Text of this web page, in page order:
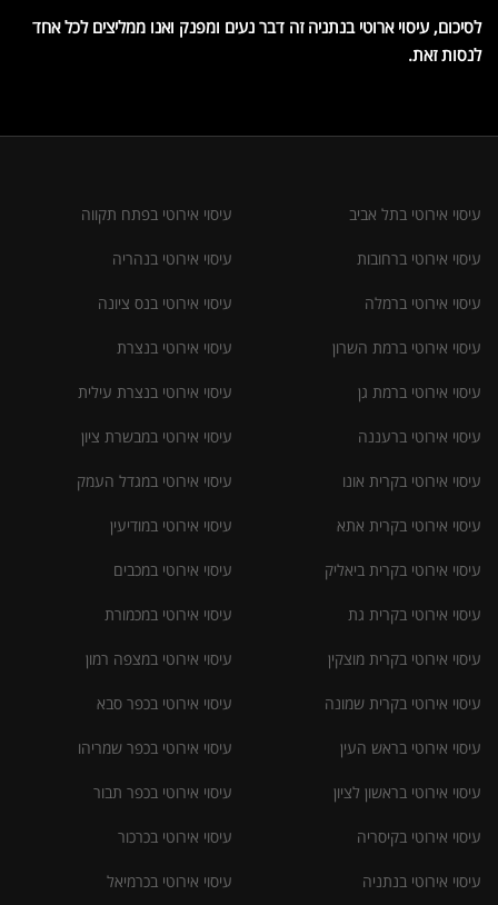
לסיכום, עיסוי ארוטי בנתניה זה דבר נעים ומפנק ואנו ממליצים לכל אחד
לנסות זאת.
עיסוי אירוטי בתל אביב
עיסוי אירוטי ברחובות
עיסוי אירוטי ברמלה
עיסוי אירוטי ברמת השרון
עיסוי אירוטי ברמת גן
עיסוי אירוטי ברעננה
עיסוי אירוטי בקרית אונו
עיסוי אירוטי בקרית אתא
עיסוי אירוטי בקרית ביאליק
עיסוי אירוטי בקרית גת
עיסוי אירוטי בקרית מוצקין
עיסוי אירוטי בקרית שמונה
עיסוי אירוטי בראש העין
עיסוי אירוטי בראשון לציון
עיסוי אירוטי בקיסריה
עיסוי אירוטי בנתניה
עיסוי אירוטי בפתח תקווה
עיסוי אירוטי בנהריה
עיסוי אירוטי בנס ציונה
עיסוי אירוטי בנצרת
עיסוי אירוטי בנצרת עילית
עיסוי אירוטי במבשרת ציון
עיסוי אירוטי במגדל העמק
עיסוי אירוטי במודיעין
עיסוי אירוטי במכבים
עיסוי אירוטי במכמורת
עיסוי אירוטי במצפה רמון
עיסוי אירוטי בכפר סבא
עיסוי אירוטי בכפר שמריהו
עיסוי אירוטי בכפר תבור
עיסוי אירוטי בכרכור
עיסוי אירוטי בכרמיאל